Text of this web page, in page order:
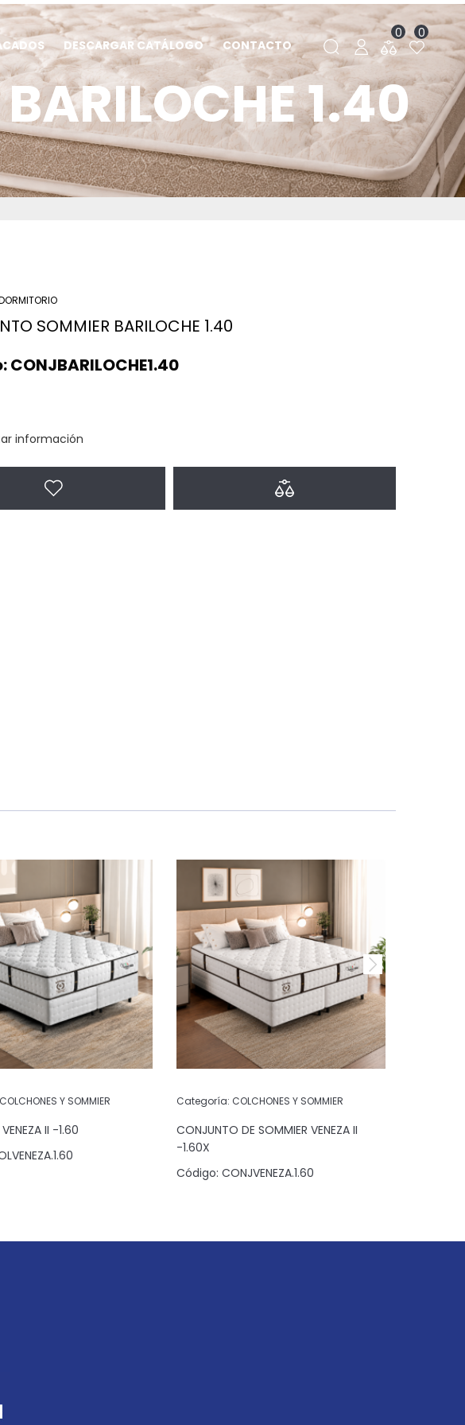
DESCARGAR CATÁLOGO CONTACTO
0 0
1.40
SOMMIER BARILOCHE 1.40
CONJBARILOCHE1.40
información
COLCHONES Y SOMMIER
II -1.60
Categoría: COLCHONES Y SOMMIER
CONJUNTO DE SOMMIER VENEZA II
-1.60X
Código: CONJVENEZA.1.60